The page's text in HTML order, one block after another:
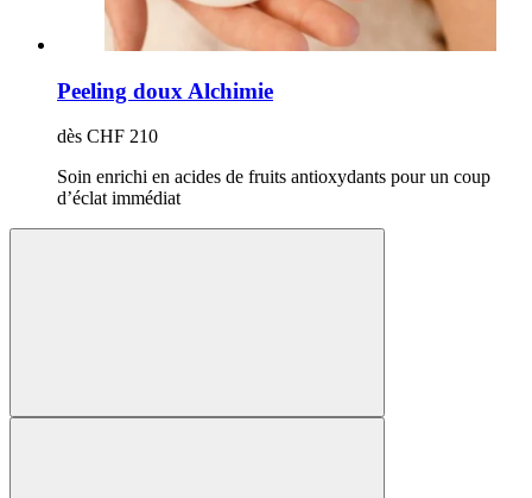
Peeling doux Alchimie
dès CHF 210
Soin enrichi en acides de fruits antioxydants pour un coup
d’éclat immédiat